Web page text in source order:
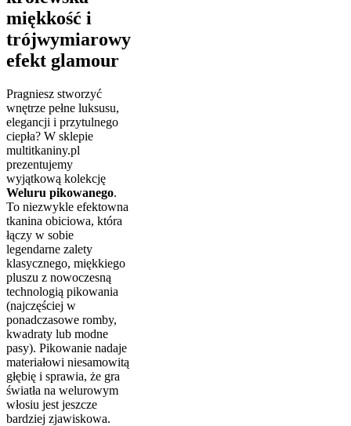
miękkość i
trójwymiarowy
efekt glamour
Pragniesz stworzyć
wnętrze pełne luksusu,
elegancji i przytulnego
ciepła? W sklepie
multitkaniny.pl
prezentujemy
wyjątkową kolekcję
Weluru pikowanego.
To niezwykle efektowna
tkanina obiciowa, która
łączy w sobie
legendarne zalety
klasycznego, miękkiego
pluszu z nowoczesną
technologią pikowania
(najczęściej w
ponadczasowe romby,
kwadraty lub modne
pasy). Pikowanie nadaje
materiałowi niesamowitą
głębię i sprawia, że gra
światła na welurowym
włosiu jest jeszcze
bardziej zjawiskowa.